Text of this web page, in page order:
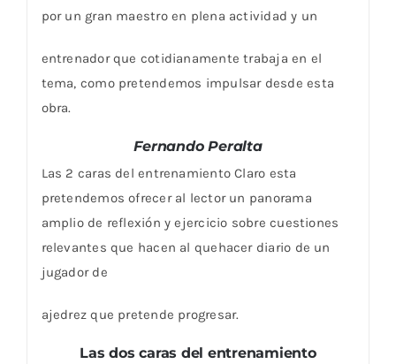
por un gran maestro en plena actividad y un
entrenador que cotidianamente trabaja en el
tema, como pretendemos impulsar desde esta
obra.
Fernando Peralta
Las 2 caras del entrenamiento Claro esta
pretendemos ofrecer al lector un panorama
amplio de reflexión y ejercicio sobre cuestiones
relevantes que hacen al quehacer diario de un
jugador de
ajedrez que pretende progresar.
Las dos caras del entrenamiento